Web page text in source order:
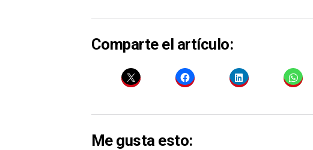
Comparte el artículo:
Me gusta esto: